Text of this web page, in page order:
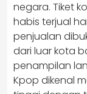
negara. Tiket
habis terjual
penjualan
dari luar kota
penampilan
Kpop dikenal